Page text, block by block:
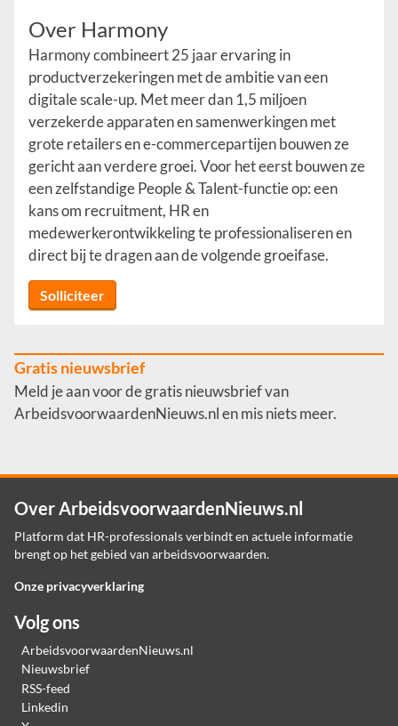
Over Harmony
Harmony combineert 25 jaar ervaring in
productverzekeringen met de ambitie van een
digitale scale-up. Met meer dan 1,5 miljoen
verzekerde apparaten en samenwerkingen met
grote retailers en e-commercepartijen bouwen ze
gericht aan verdere groei. Voor het eerst bouwen ze
een zelfstandige People & Talent-functie op: een
kans om recruitment, HR en
medewerkerontwikkeling te professionaliseren en
direct bij te dragen aan de volgende groeifase.
Solliciteer
Gratis nieuwsbrief
Meld je aan voor de gratis nieuwsbrief van
ArbeidsvoorwaardenNieuws.nl en mis niets meer.
Over ArbeidsvoorwaardenNieuws.nl
Platform dat HR-professionals verbindt en actuele informatie
brengt op het gebied van arbeidsvoorwaarden.
Onze privacyverklaring
Volg ons
ArbeidsvoorwaardenNieuws.nl
Nieuwsbrief
RSS-feed
Linkedin